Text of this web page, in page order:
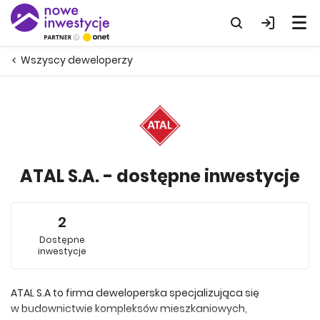
Wszyscy deweloperzy
ATAL S.A. - dostępne inwestycje
2
Dostępne
inwestycje
ATAL S.A to firma deweloperska specjalizująca się
w budownictwie kompleksów mieszkaniowych,